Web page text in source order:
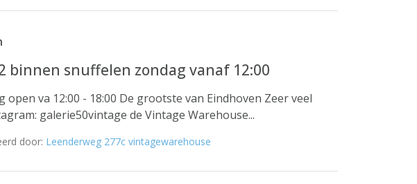
binnen snuffelen zondag vanaf 12:00
va 12:00 - 18:00 De grootste van Eindhoven Zeer veel
galerie50vintage de Vintage Warehouse...
door: Leenderweg 277c vintagewarehouse